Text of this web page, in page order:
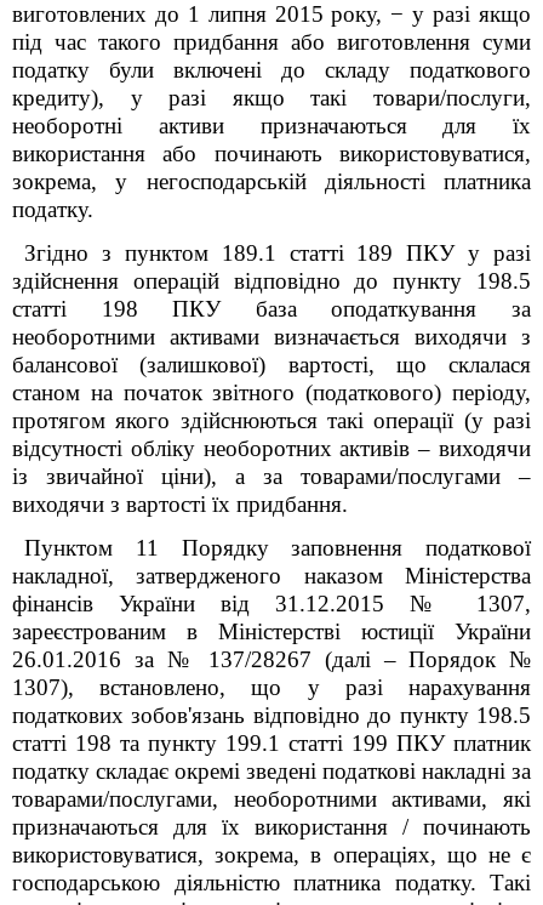
виготовлених до 1 липня 2015 року, − у разі якщо
під час такого придбання або виготовлення суми
податку були включені до складу податкового
кредиту), у разі якщо такі товари/послуги,
необоротні активи призначаються для їх
використання або починають використовуватися,
зокрема, у негосподарській діяльності платника
податку.
Згідно з пунктом 189.1 статті 189 ПКУ у разі
здійснення операцій відповідно до пункту 198.5
статті 198 ПКУ база оподаткування за
необоротними активами визначається виходячи з
балансової (залишкової) вартості, що склалася
станом на початок звітного (податкового) періоду,
протягом якого здійснюються такі операції (у разі
відсутності обліку необоротних активів – виходячи
із звичайної ціни), а за товарами/послугами –
виходячи з вартості їх придбання.
Пунктом 11 Порядку заповнення податкової
накладної, затвердженого наказом Міністерства
фінансів України від 31.12.2015 № 1307,
зареєстрованим в Міністерстві юстиції України
26.01.2016 за № 137/28267 (далі – Порядок №
1307), встановлено, що у разі нарахування
податкових зобов'язань відповідно до пункту 198.5
статті 198 та пункту 199.1 статті 199 ПКУ платник
податку складає окремі зведені податкові накладні за
товарами/послугами, необоротними активами, які
призначаються для їх використання / починають
використовуватися, зокрема, в операціях, що не є
господарською діяльністю платника податку. Такі